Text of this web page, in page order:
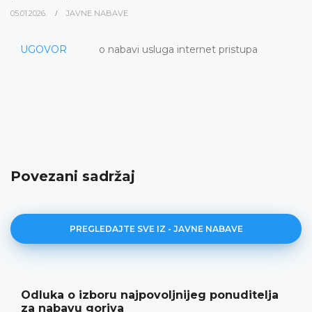
05.01.2026. JAVNE NABAVE
UGOVOR o nabavi usluga internet pristupa
Povezani sadržaj
PREGLEDAJTE SVE IZ - JAVNE NABAVE
Odluka o izboru najpovoljnijeg ponuditelja
za nabavu goriva